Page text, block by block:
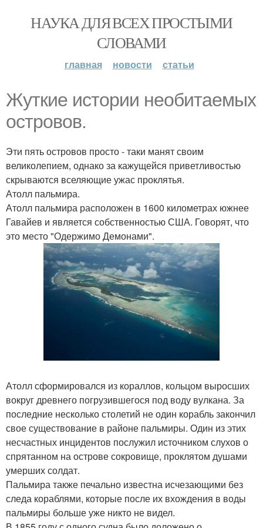
НАУКА ДЛЯ ВСЕХ ПРОСТЫМИ
СЛОВАМИ
главная новости статьи
Жуткие истории необитаемых
островов.
Эти пять островов просто - таки манят своим
великолепием, однако за кажущейся приветливостью
скрываются вселяющие ужас проклятья.
Атолл пальмира.
Атолл пальмира расположен в 1600 километрах южнее
Гавайев и является собственностью США. Говорят, что
это место "Одержимо Демонами".
Атолл сформировался из кораллов, кольцом выросших
вокруг древнего погрузившегося под воду вулкана. За
последние несколько столетий не один корабль закончил
свое существование в районе пальмиры. Один из этих
несчастных инцидентов послужил источником слухов о
спрятанном на острове сокровище, проклятом душами
умерших солдат.
Пальмира также печально известна исчезающими без
следа кораблями, которые после их вхождения в воды
пальмиры больше уже никто не видел.